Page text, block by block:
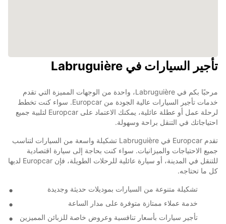
تأجير السيارات في Labruguière
مرحبًا بكم في Labruguière، واحدة من الوجهات المميزة التي تقدم
خدمات تأجير السيارات عالية الجودة من Europcar. سواء كنت تخطط
لرحلة عمل أو عطلة عائلية، يمكنك الاعتماد على Europcar لتلبية جميع
احتياجاتك في التنقل براحة وسهولة.
تقدم Europcar في Labruguière تشكيلة واسعة من السيارات لتناسب
جميع الاحتياجات والميزانيات. سواء كنت بحاجة إلى سيارة اقتصادية
للتنقل في المدينة، أو سيارة عائلية للرحلات الطويلة، فإن Europcar لديها
كل ما تحتاجه.
تشكيلة متنوعة من السيارات بموديلات حديثة وجديدة
خدمة عملاء ممتازة متوفرة على مدار الساعة
تأجير سيارات بأسعار تنافسية وعروض خاصة للزبائن المميزين